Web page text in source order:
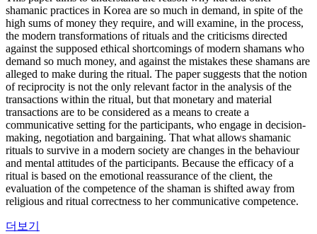
shamanic practices in Korea are so much in demand, in spite of the
high sums of money they require, and will examine, in the process,
the modern transformations of rituals and the criticisms directed
against the supposed ethical shortcomings of modern shamans who
demand so much money, and against the mistakes these shamans are
alleged to make during the ritual. The paper suggests that the notion
of reciprocity is not the only relevant factor in the analysis of the
transactions within the ritual, but that monetary and material
transactions are to be considered as a means to create a
communicative setting for the participants, who engage in decision-
making, negotiation and bargaining. That what allows shamanic
rituals to survive in a modern society are changes in the behaviour
and mental attitudes of the participants. Because the efficacy of a
ritual is based on the emotional reassurance of the client, the
evaluation of the competence of the shaman is shifted away from
religious and ritual correctness to her communicative competence.
더보기